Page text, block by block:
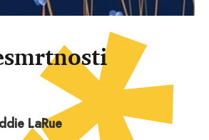
LaRue